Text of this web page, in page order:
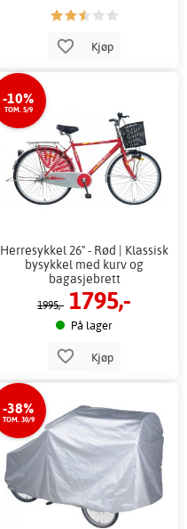
Kjøp
-10%
TOM. 5/9
Herresykkel 26" - Rød | Klassisk
bysykkel med kurv og
bagasjebrett
1995,- 1795,-
På lager
Kjøp
-38%
TOM. 30/9